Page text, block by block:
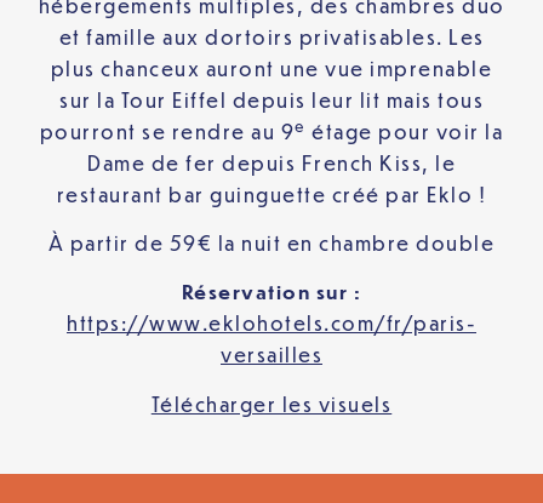
et famille aux dortoirs privatisables. Les
plus chanceux auront une vue imprenable
sur la Tour Eiffel depuis leur lit mais tous
pourront se rendre au 9e étage pour voir la
Dame de fer depuis French Kiss, le
restaurant bar guinguette créé par Eklo !
À partir de 59€ la nuit en chambre double
Réservation sur :
https://www.eklohotels.com/fr/paris-
versailles
Télécharger les visuels